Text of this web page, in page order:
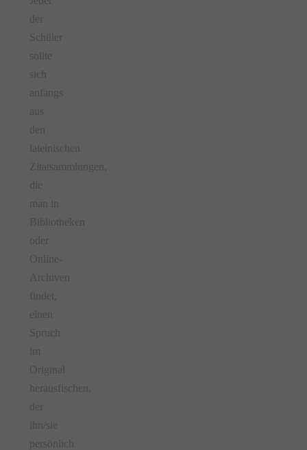
der
Schüler
sollte
sich
anfangs
aus
den
lateinischen
Zitatsammlungen,
die
man in
Bibliotheken
oder
Online-
Archiven
findet,
einen
Spruch
im
Original
herausfischen,
der
ihn/sie
persönlich